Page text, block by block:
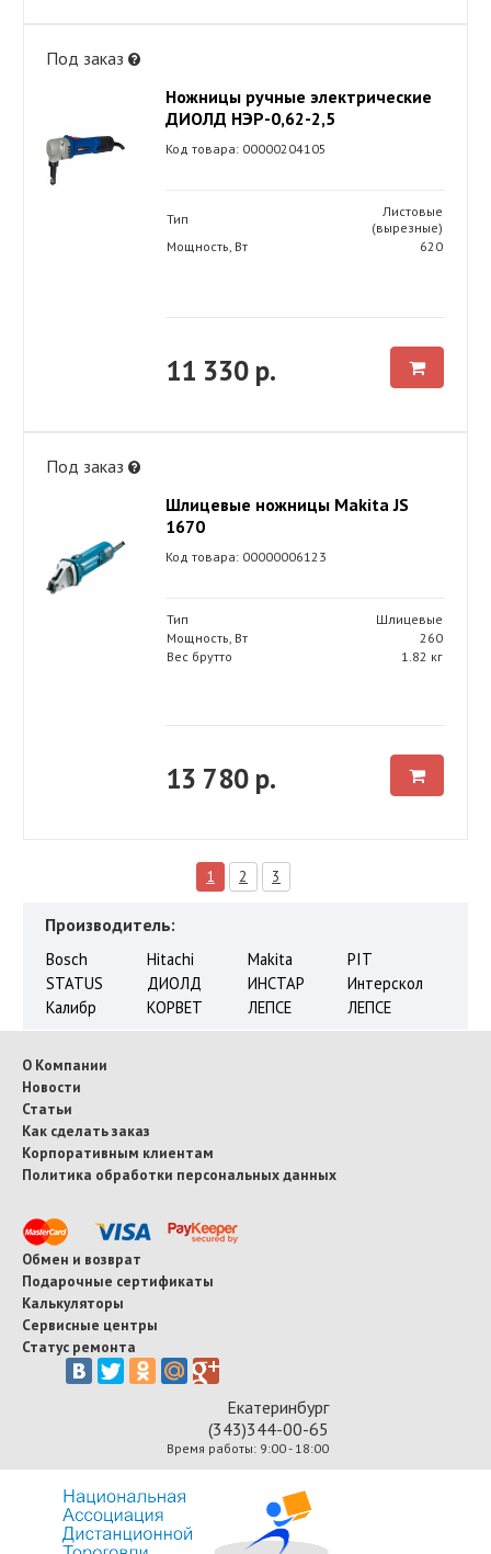
Под заказ
Ножницы ручные электрические
ДИОЛД НЭР-0,62-2,5
Код товара: 00000204105
Тип
Листовые
(вырезные)
Мощность, Вт
620
11 330 р.
Под заказ
Шлицевые ножницы Makita JS
1670
Код товара: 00000006123
Тип
Шлицевые
Мощность, Вт
260
Вес брутто
1.82 кг
13 780 р.
1 2 3
Производитель:
Bosch Hitachi Makita
PIT
STATUS
ДИОЛД ИНСТАР
Интерскол
Калибр
КОРВЕТ ЛЕПСЕ ЛЕПСЕ
О Компании
Новости
Статьи
Как сделать заказ
Корпоративным клиентам
Политика обработки персональных данных
Обмен и возврат
Подарочные сертификаты
Калькуляторы
Сервисные центры
Статус ремонта
Екатеринбург
(343)344-00-65
Время работы: 9:00 - 18:00